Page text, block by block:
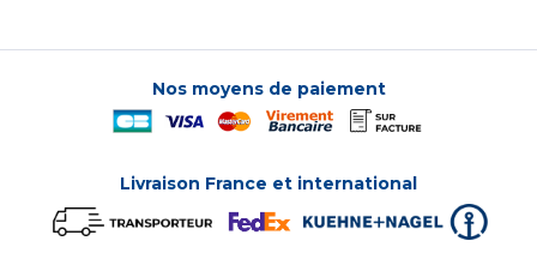
Nos moyens de paiement
Livraison France et international